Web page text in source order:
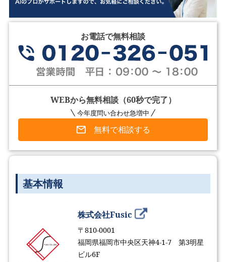
お電話で無料相談
WEBから無料相談（60秒で完了）
今年度問い合わせ急増中
無料で相談する
基本情報
株式会社Fusic
〒810-0001
福岡県福岡市中央区天神4-1-7 第3明星
ビル6F